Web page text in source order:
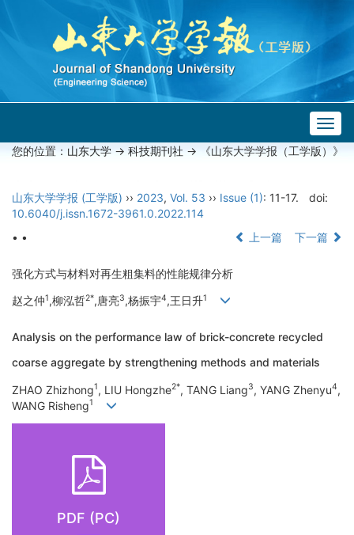
您的位置： 山东大学 -> 科技期刊社 -> 《山东大学学报（工学版）》
山东大学学报 (工学版) ›› 2023, Vol. 53 ›› Issue (1): 11-17.
doi:
10.6040/j.issn.1672-3961.0.2022.114
• •
上一篇 下一篇
强化方式与材料对再生粗集料的性能规律分析
赵之仲1,柳泓哲2*,唐亮3,杨振宇4,王日升1
Analysis on the performance law of brick-concrete recycled
coarse aggregate by strengthening methods and materials
ZHAO Zhizhong1, LIU Hongzhe2*, TANG Liang3, YANG Zhenyu4,
WANG Risheng1
PDF (PC)